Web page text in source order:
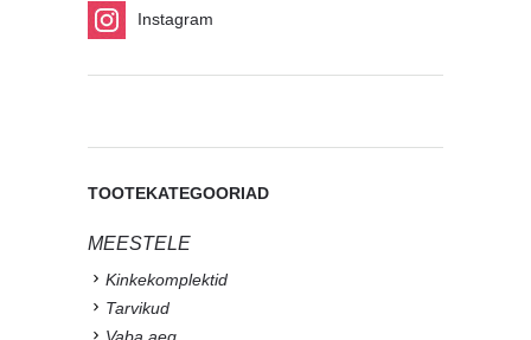
Instagram
TOOTEKATEGOORIAD
MEESTELE
Kinkekomplektid
Tarvikud